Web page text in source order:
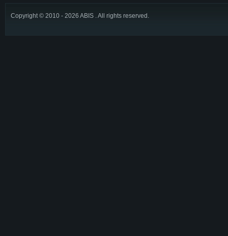
Copyright © 2010 - 2026 ABIS . All rights reserved.